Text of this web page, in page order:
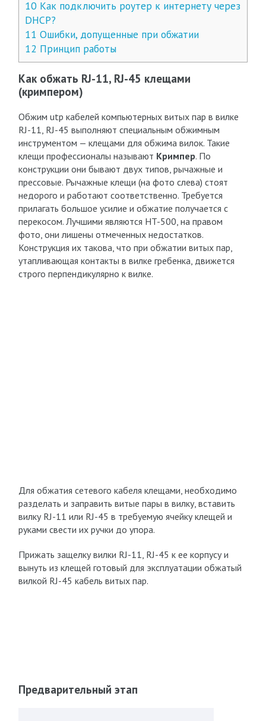
10Как подключить роутер к интернету через
DHCP?
11 Ошибки, допущенные при обжатии
12 Принцип работы
Как обжать RJ-11, RJ-45 клещами
(кримпером)
Обжим utp кабелей компьютерных витых пар в вилке
RJ-11, RJ-45 выполняют специальным обжимным
инструментом — клещами для обжима вилок. Такие
клещи профессионалы называют Кримпер. По
конструкции они бывают двух типов, рычажные и
прессовые. Рычажные клещи (на фото слева) стоят
недорого и работают соответственно. Требуется
прилагать большое усилие и обжатие получается с
перекосом. Лучшими являются HT-500, на правом
фото, они лишены отмеченных недостатков.
Конструкция их такова, что при обжатии витых пар,
утапливающая контакты в вилке гребенка, движется
строго перпендикулярно к вилке.
Для обжатия сетевого кабеля клещами, необходимо
разделать и заправить витые пары в вилку, вставить
вилку RJ-11 или RJ-45 в требуемую ячейку клещей и
руками свести их ручки до упора.
Прижать защелку вилки RJ-11, RJ-45 к ее корпусу и
вынуть из клещей готовый для эксплуатации обжатый
вилкой RJ-45 кабель витых пар.
Предварительный этап